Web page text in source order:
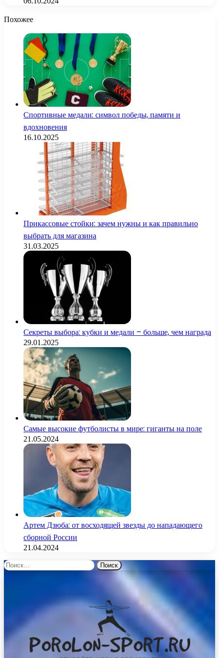
Похожее
Спортивные медали: символ победы, памяти и
вдохновения
16.10.2025
Прикассовые стойки: зачем нужны и как правильно
выбрать для магазина
31.03.2025
Секреты выбора: кубки и медали – больше, чем награда
29.01.2025
Самые высокие футболисты в мире: гиганты на поле
21.05.2024
Артем Дзюба: от восходящей звезды до нападающего
сборной России
21.04.2024
Найти: